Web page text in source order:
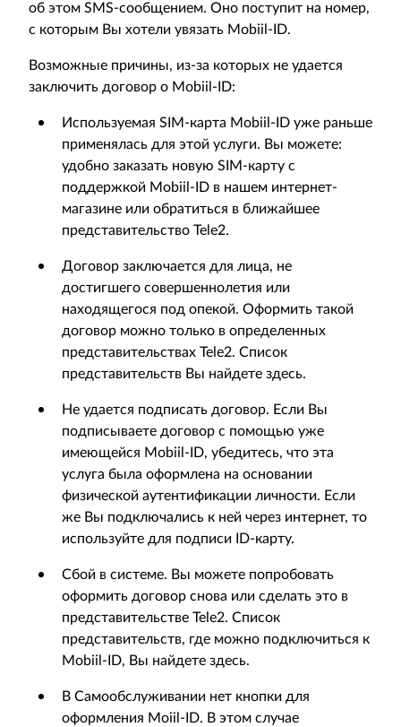
об этом SMS-сообщением. Оно поступит на номер,
с которым Вы хотели увязать Mobiil-ID.
Возможные причины, из-за которых не удается
заключить договор о Mobiil-ID:
Используемая SIM-карта Mobiil-ID уже раньше
применялась для этой услуги. Вы можете:
удобно заказать новую SIM-карту с
поддержкой Mobiil-ID в нашем интернет-
магазине или обратиться в ближайшее
представительство Tele2.
Договор заключается для лица, не
достигшего совершеннолетия или
находящегося под опекой. Оформить такой
договор можно только в определенных
представительствах Tele2. Список
представительств Вы найдете здесь.
Не удается подписать договор. Если Вы
подписываете договор с помощью уже
имеющейся Mobiil-ID, убедитесь, что эта
услуга была оформлена на основании
физической аутентификации личности. Если
же Вы подключались к ней через интернет, то
используйте для подписи ID-карту.
Сбой в системе. Вы можете попробовать
оформить договор снова или сделать это в
представительстве Tele2. Список
представительств, где можно подключиться к
Mobiil-ID, Вы найдете здесь.
В Самообслуживании нет кнопки для
оформления Moiil-ID. В этом случае